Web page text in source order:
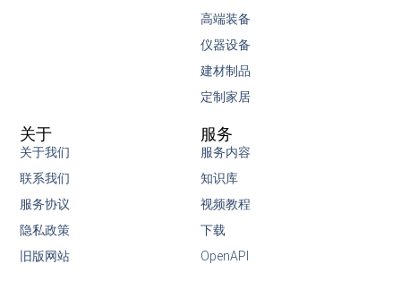
高端装备
仪器设备
建材制品
定制家居
服务
服务内容
知识库
视频教程
下载
OpenAPI
关于
关于我们
联系我们
服务协议
隐私政策
旧版网站